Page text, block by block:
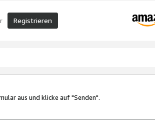
Registrieren
aus und klicke auf "Senden".